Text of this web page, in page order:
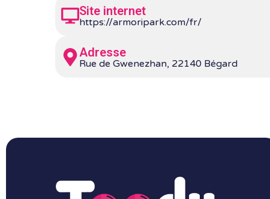
Site internet
https://armoripark.com/fr/
Adresse
Rue de Gwenezhan, 22140 Bégard